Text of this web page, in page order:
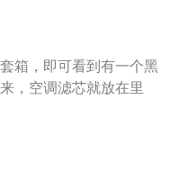
、净化空气性能的同
、苯乙烯等有机气体，
用的一种理想的材料。
，一般的过滤物质是指
气和灰尘等，空调滤清
化。
箱，即可看到有一个黑
，空调滤芯就放在里
丝，装好手套箱即可。
能力；能保证驾乘室空